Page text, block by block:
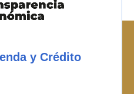
y Crédito